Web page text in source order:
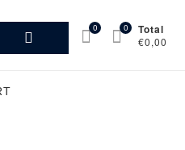
0 Total
€0,00
0